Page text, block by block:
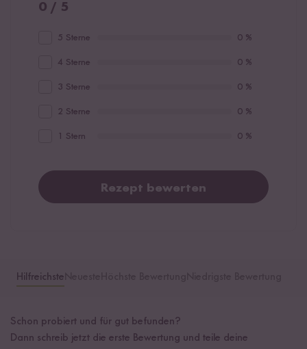
0 / 5
5 Sterne 0 %
4 Sterne 0 %
3 Sterne 0 %
2 Sterne 0 %
1 Stern 0 %
Rezept bewerten
Hilfreichste
Schon probiert und für gut befunden?
Dann schreib jetzt die erste Bewertung und teile deine